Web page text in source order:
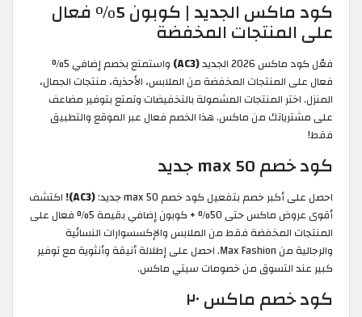
كود ماكس الجديد | كوبون 5% فعال
على المنتجات المخفضة
فعّل كود ماكس 2026 الجديد (AC3)
واستمتع بخصم إضافي 5%
فعال على المنتجات المخفضة من الملابس، الأحذية، منتجات الجمال،
المنزل. اختر المنتجات المشمولة بالتخفيضات وتمتع بتوفير مضاعف
على مشترياتك من ماكس. هذا الخصم فعال عبر الموقع والتطبيق
فقط!
كود خصم max 50 جديد
احصل على أكبر خصم بتفعيل كود خصم max 50 جديد: (AC3)!
اكتشف
أقوى عروض ماكس حتى 50% + كوبون إضافي بقيمة 5% فعال على
المنتجات المخفضة فقط من الملابس والإكسسوارات النسائية
والرجالية من Max Fashion. احصل على إطلالة أنيقة وأنثوية مع توفير
كبير عند التسوق من خصومات سيتي ماكس.
كود خصم ماكس ٢٠